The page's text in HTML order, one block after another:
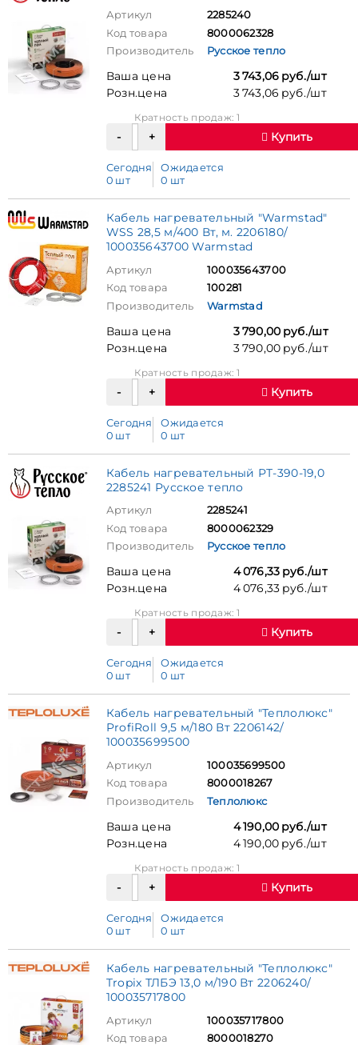
Артикул
2285240
Код товара
8000062328
Производитель
Русское тепло
Ваша цена
3 743,06 руб./шт
Розн.цена
3 743,06 руб./шт
Кратность продаж: 1
Купить
Сегодня
0 шт
Ожидается
0 шт
Кабель нагревательный "Warmstad"
WSS 28,5 м/400 Вт, м. 2206180/
100035643700 Warmstad
Артикул
100035643700
Код товара
100281
Производитель
Warmstad
Ваша цена
3 790,00 руб./шт
Розн.цена
3 790,00 руб./шт
Кратность продаж: 1
Купить
Сегодня
0 шт
Ожидается
0 шт
Кабель нагревательный РТ-390-19,0
2285241 Русское тепло
Артикул
2285241
Код товара
8000062329
Производитель
Русское тепло
Ваша цена
4 076,33 руб./шт
Розн.цена
4 076,33 руб./шт
Кратность продаж: 1
Купить
Сегодня
0 шт
Ожидается
0 шт
Кабель нагревательный "Теплолюкс"
ProfiRoll 9,5 м/180 Вт 2206142/
100035699500
Артикул
100035699500
Код товара
8000018267
Производитель
Теплолюкс
Ваша цена
4 190,00 руб./шт
Розн.цена
4 190,00 руб./шт
Кратность продаж: 1
Купить
Сегодня
0 шт
Ожидается
0 шт
Кабель нагревательный "Теплолюкс"
Tropix ТЛБЭ 13,0 м/190 Вт 2206240/
100035717800
Артикул
100035717800
Код товара
8000018270